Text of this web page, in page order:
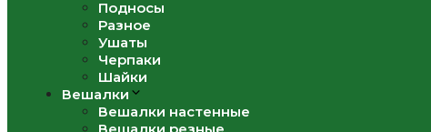
Подносы
Разное
Ушаты
Черпаки
Шайки
Вешалки
Вешалки настенные